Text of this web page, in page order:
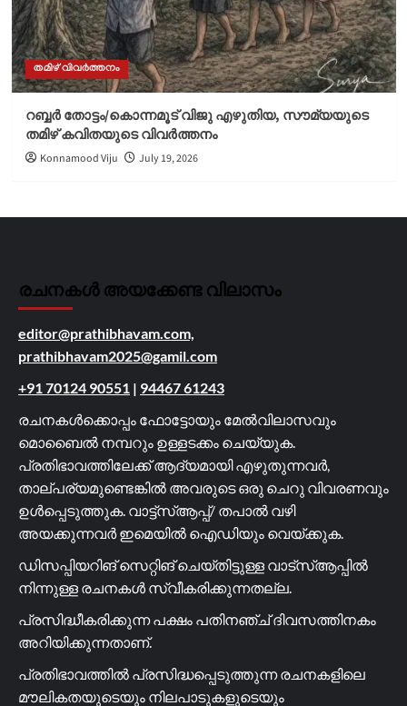
തമിഴ് വിവർത്തനം
റബ്ബർ തോട്ടം/കൊന്നമൂട് വിജു എഴുതിയ, സൗമ്യയുടെ
തമിഴ് കവിതയുടെ വിവർത്തനം
Konnamood Viju July 19, 2026
രചനകൾ അയക്കേണ്ട വിലാസം
editor@prathibhavam.com,
prathibhavam2025@gamil.com
+91 70124 90551 | 94467 61243
രചനകൾക്കൊപ്പം ഫോട്ടോയും മേൽവിലാസവും
മൊബൈൽ നമ്പറും ഉള്ളടക്കം ചെയ്യുക.
പ്രതിഭാവത്തിലേക്ക് ആദ്യമായി എഴുതുന്നവർ,
താല്പര്യമുണ്ടെങ്കിൽ അവരുടെ ഒരു ചെറു വിവരണവും
ഉൾപ്പെടുത്തുക. വാട്ട്സ്ആപ്പ്/ തപാൽ വഴി
അയക്കുന്നവർ ഇമെയിൽ ഐഡിയും വെയ്ക്കുക.
ഡിസപ്പിയറിങ് സെറ്റിങ് ചെയ്തിട്ടുള്ള വാട്സ്ആപ്പിൽ
നിന്നുള്ള രചനകൾ സ്വീകരിക്കുന്നതല്ല.
പ്രസിദ്ധീകരിക്കുന്ന പക്ഷം പതിനഞ്ച് ദിവസത്തിനകം
അറിയിക്കുന്നതാണ്.
പ്രതിഭാവത്തിൽ പ്രസിദ്ധപ്പെടുത്തുന്ന രചനകളിലെ
മൗലികതയുടെയും നിലപാടുകളുടെയും